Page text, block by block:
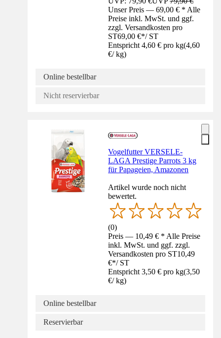
Unser Preis — 69,00 € * Alle
Preise inkl. MwSt. und ggf.
zzgl. Versandkosten pro
ST69,00 €*/ ST
Entspricht 4,60 € pro kg(4,60
€/ kg)
Online bestellbar
Nicht reservierbar
Vogelfutter VERSELE-
LAGA Prestige Parrots 3 kg
für Papageien, Amazonen
Artikel wurde noch nicht
bewertet.
(0)
Preis — 10,49 € * Alle Preise
inkl. MwSt. und ggf. zzgl.
Versandkosten pro ST10,49
€*/ ST
Entspricht 3,50 € pro kg(3,50
€/ kg)
Online bestellbar
Reservierbar